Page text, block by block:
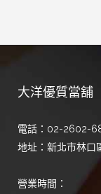
大洋優質當舖
電話：02-2602-
地址：新北市林口
營業時間：